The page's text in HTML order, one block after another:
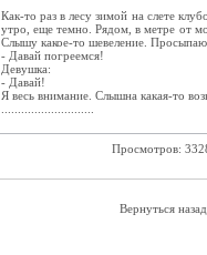
Как-то раз в лесу зимой на слете
утро, еще темно. Рядом, в метре от
Слышу какое-то шевеление.
- Давай погреемся!
Девушка:
- Давай!
Я весь внимание. Слышна какая-то
Просмотров:
Вернуться